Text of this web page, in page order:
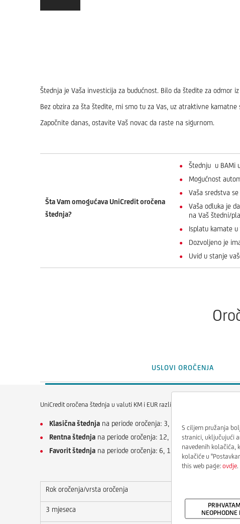
Štednja je Vaša investicija za budućnost. Bilo da štedite za odmor
Bez obzira za šta štedite, mi smo tu za Vas, uz atraktivne
Započnite danas, ostavite Vaš novac da raste na sigurnom.
Šta Vam omogućava UniCredit oročena
štednja?
Štednju u BAMi
Mogućnost
Vaša sredstva
Vaša odluka je
na Vaš štedni/
Isplatu kamate
Dozvoljeno je
Uvid u stanje
USLOVI OROČENJA
UniCredit oročena štednja u valuti KM i EUR razlikuje se vrsti oročenja,
Klasična štednja na periode oročenja: 3, 6, 12, 18, 24 i 36
Rentna štednja na periode oročenja: 12, 18, 24 i 36 meseci
Favorit štednja na periode oročenja: 6, 12, 18, 24 i 36 meseci
Rok oročenja/vrsta oročenja
3 mjeseca
S ciljem pružanja
stranici, uključujući
navedenih kolačića,
kolačiće u
this web page: ovdje.
NEOPHODNE